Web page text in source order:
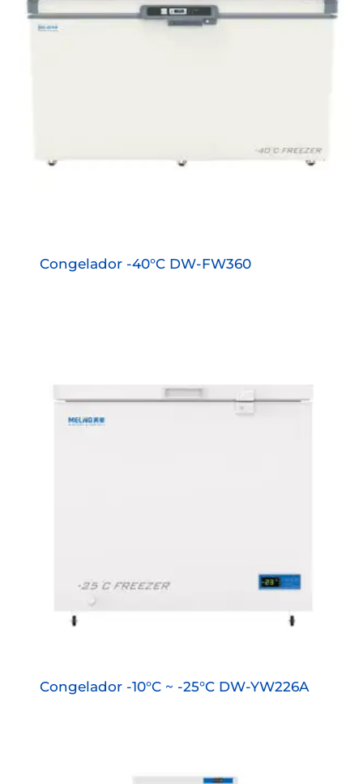
Congelador -40°C DW-FW360
Congelador -10°C ~ -25°C DW-YW226A